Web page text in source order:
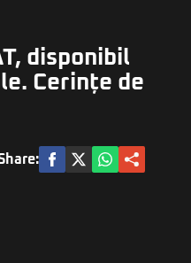
disponibil
Cerințe de